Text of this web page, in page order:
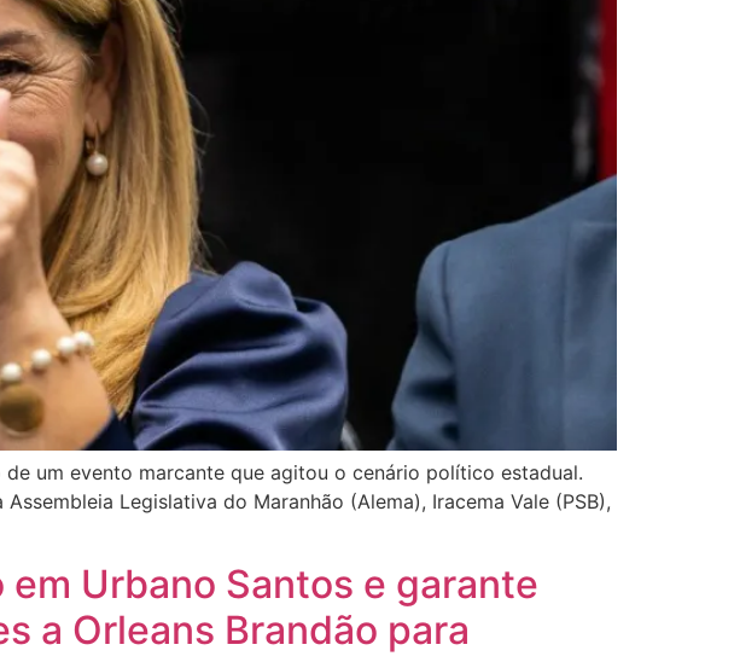
um evento marcante que agitou o cenário político estadual.
Legislativa do Maranhão (Alema), Iracema Vale (PSB),
Urbano Santos e garante
a Orleans Brandão para